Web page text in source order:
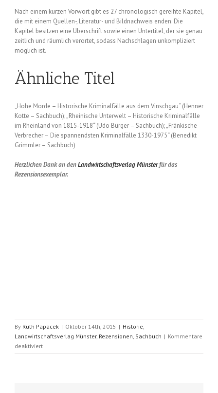
Nach einem kurzen Vorwort gibt es 27 chronologisch gereihte Kapitel,
die mit einem Quellen-, Literatur- und Bildnachweis enden. Die
Kapitel besitzen eine Überschrift sowie einen Untertitel, der sie genau
zeitlich und räumlich verortet, sodass Nachschlagen unkompliziert
möglich ist.
Ähnliche Titel
„Hohe Morde – Historische Kriminalfälle aus dem Vinschgau“ (Henner
Kotte – Sachbuch); „Rheinische Unterwelt – Historische Kriminalfälle
im Rheinland von 1815-1918“ (Udo Bürger – Sachbuch); „Fränkische
Verbrecher – Die spannendsten Kriminalfälle 1330-1975“ (Benedikt
Grimmler – Sachbuch)
Herzlichen Dank an denLandwirtschaftsverlag Münsterfür das
Rezensionsexemplar.
By Ruth Papacek | Oktober 14th, 2015 | Historie
Landwirtschaftsverlag Münster, Rezensionen Sachbuch | Kommentare
deaktiviertfür
Tatort